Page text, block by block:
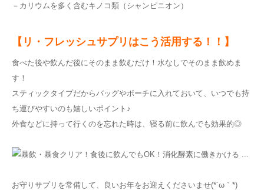
－カリウムを多く含むキノコ類（シャンピニオン）
【リ・フレッシュサプリはこう活用する！！】
食べた後や飲んだ後にそのまま飲むだけ！水なしでそのまま飲めま
す！
スティックタイプだからバッグやポーチに入れておいて、いつでも持
ち運びやすいのも嬉しいポイント♪
外食などに持って行くのを忘れた時は、寝る前に飲んでも効果的◎
お守りサプリを常備して、良いお年をお迎えくださいませ(*´ω｀*)